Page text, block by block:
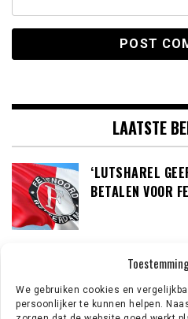
We gebruiken cookies en
persoonlijker te kunnen helpen.
LAATSTE
‘LUTSHAREL
BETALEN VOOR
‘NOTTINGHAM